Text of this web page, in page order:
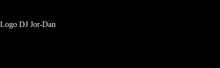
Logo DJ Jor-Dan